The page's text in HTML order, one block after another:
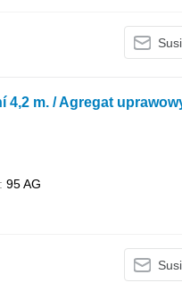
m. / Agregat
95 AG